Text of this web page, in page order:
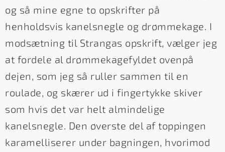
og så mine egne to opskrifter på
henholdsvis kanelsnegle og drømmekage. I
modsætning til Strangas opskrift, vælger jeg
at fordele al drømmekagefyldet ovenpå
dejen, som jeg så ruller sammen til en
roulade, og skærer ud i fingertykke skiver
som hvis det var helt almindelige
kanelsnegle. Den øverste del af toppingen
karamelliserer under bagningen, hvorimod